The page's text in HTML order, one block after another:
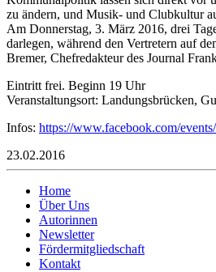
zu ändern, und Musik- und Clubkultur
Am Donnerstag, 3. März 2016, drei
darlegen, während den Vertretern auf
Bremer, Chefredakteur des Journal
Eintritt frei. Beginn 19 Uhr
Veranstaltungsort: Landungsbrücken,
Infos: https://www.facebook.com/
23.02.2016
Home
Über Uns
Autorinnen
Newsletter
Fördermitgliedschaft
Kontakt